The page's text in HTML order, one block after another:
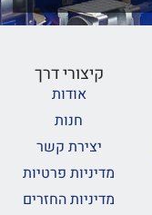
קיצורי דרך
אודות
חנות
יצירת קשר
מדיניות פרטיות
מדיניות החזרים